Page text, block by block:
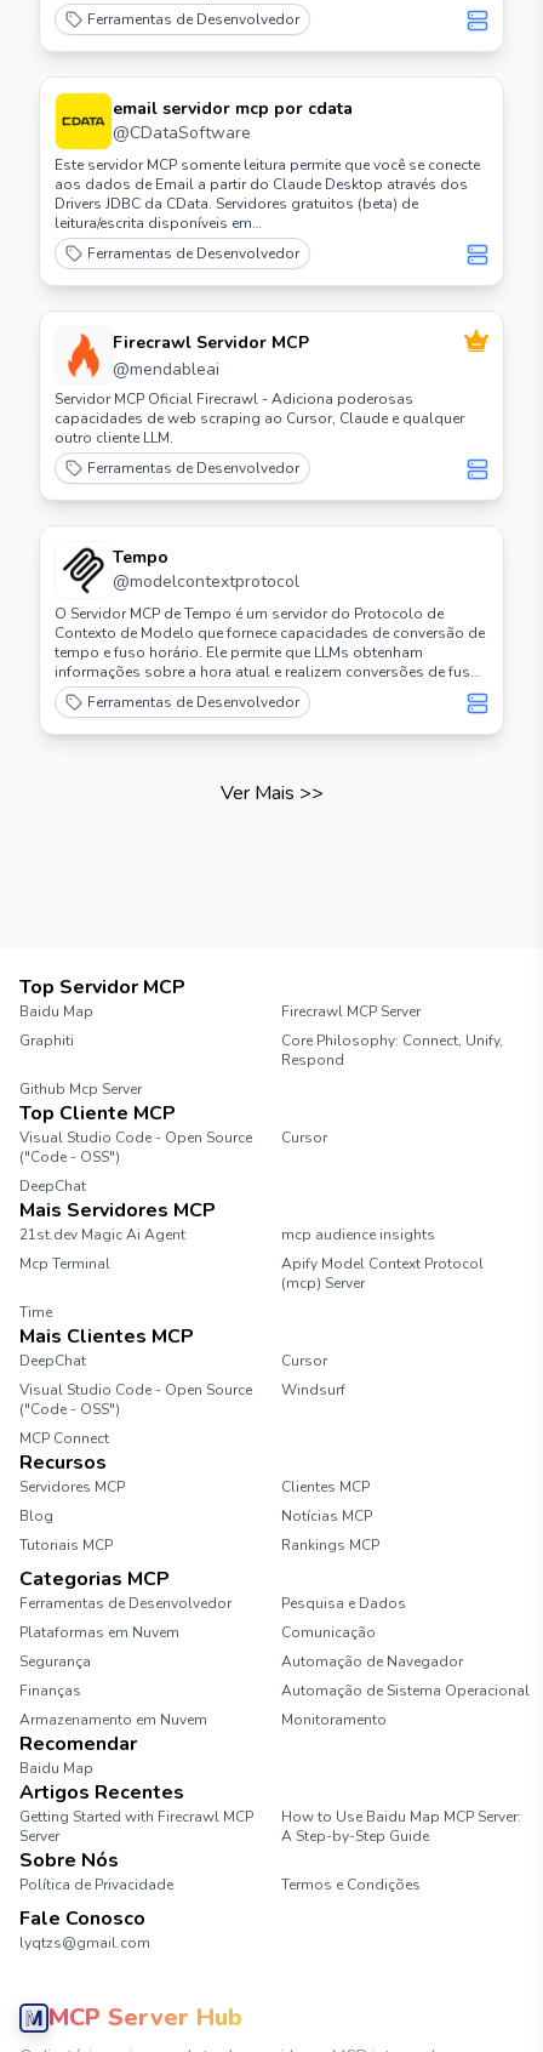
Ferramentas de Desenvolvedor
email servidor mcp por cdata
@CDataSoftware
Este servidor MCP somente leitura permite que você se conecte
aos dados de Email a partir do Claude Desktop através dos
Drivers JDBC da CData. Servidores gratuitos (beta) de
leitura/escrita disponíveis em
https://www.cdata.com/solutions/mcp
Ferramentas de Desenvolvedor
Firecrawl Servidor MCP
@mendableai
Servidor MCP Oficial Firecrawl - Adiciona poderosas
capacidades de web scraping ao Cursor, Claude e qualquer
outro cliente LLM.
Ferramentas de Desenvolvedor
Tempo
@modelcontextprotocol
O Servidor MCP de Tempo é um servidor do Protocolo de
Contexto de Modelo que fornece capacidades de conversão de
tempo e fuso horário. Ele permite que LLMs obtenham
informações sobre a hora atual e realizem conversões de fuso
horário usando nomes de fuso horário da IANA, com detecção
automática do fuso horário do sistema.
Ferramentas de Desenvolvedor
Ver Mais >>
Top Servidor MCP
Baidu Map
Firecrawl MCP Server
Graphiti
Core Philosophy: Connect, Unify,
Respond
Github Mcp Server
Top Cliente MCP
Visual Studio Code - Open Source
("Code - OSS")
Cursor
DeepChat
Mais Servidores MCP
21st.dev Magic Ai Agent
mcp audience insights
Mcp Terminal
Apify Model Context Protocol
(mcp) Server
Time
Mais Clientes MCP
DeepChat
Cursor
Visual Studio Code - Open Source
("Code - OSS")
Windsurf
MCP Connect
Recursos
Servidores MCP
Clientes MCP
Blog
Notícias MCP
Tutoriais MCP
Rankings MCP
Categorias MCP
Ferramentas de Desenvolvedor
Pesquisa e Dados
Plataformas em Nuvem
Comunicação
Segurança
Automação de Navegador
Finanças
Automação de Sistema Operacional
Armazenamento em Nuvem
Monitoramento
Recomendar
Baidu Map
Artigos Recentes
Getting Started with Firecrawl MCP
Server
How to Use Baidu Map MCP Server:
A Step-by-Step Guide
Sobre Nós
Política de Privacidade Termos e Condições
Fale Conosco
lyqtzs@gmail.com
MCP Server Hub